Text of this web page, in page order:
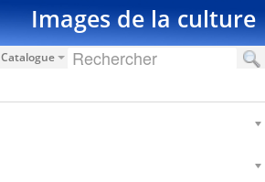
Images de la culture
Catalogue